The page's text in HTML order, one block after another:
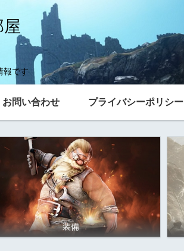
報です
お問い合わせ プライバシーポリシー
装備